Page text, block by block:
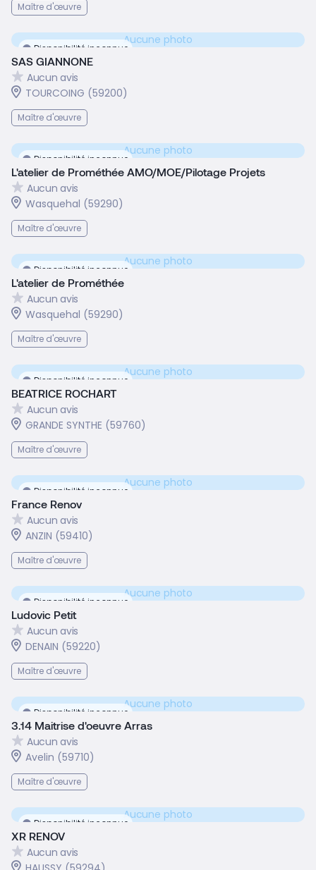
Maître d'œuvre
Disponibilité inconnue
Aucune photo
SAS GIANNONE
Aucun avis
TOURCOING (59200)
Maître d'œuvre
Disponibilité inconnue
Aucune photo
L'atelier de Prométhée AMO/MOE/Pilotage Projets
Aucun avis
Wasquehal (59290)
Maître d'œuvre
Disponibilité inconnue
Aucune photo
L'atelier de Prométhée
Aucun avis
Wasquehal (59290)
Maître d'œuvre
Disponibilité inconnue
Aucune photo
BEATRICE ROCHART
Aucun avis
GRANDE SYNTHE (59760)
Maître d'œuvre
Disponibilité inconnue
Aucune photo
France Renov
Aucun avis
ANZIN (59410)
Maître d'œuvre
Disponibilité inconnue
Aucune photo
Ludovic Petit
Aucun avis
DENAIN (59220)
Maître d'œuvre
Disponibilité inconnue
Aucune photo
3.14 Maitrise d'oeuvre Arras
Aucun avis
Avelin (59710)
Maître d'œuvre
Disponibilité inconnue
Aucune photo
XR RENOV
Aucun avis